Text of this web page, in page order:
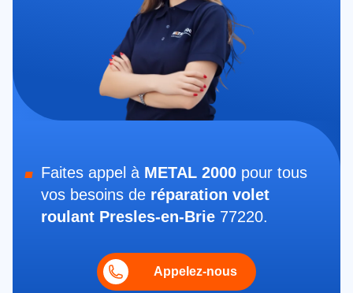
Faites appel à METAL 2000 pour tous
vos besoins de réparation volet
roulant Presles-en-Brie 77220.
Appelez-nous